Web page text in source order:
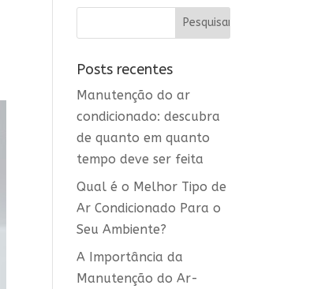
Posts recentes
Manutenção do ar
condicionado: descubra
de quanto em quanto
tempo deve ser feita
Qual é o Melhor Tipo de
Ar Condicionado Para o
Seu Ambiente?
A Importância da
Manutenção do Ar-